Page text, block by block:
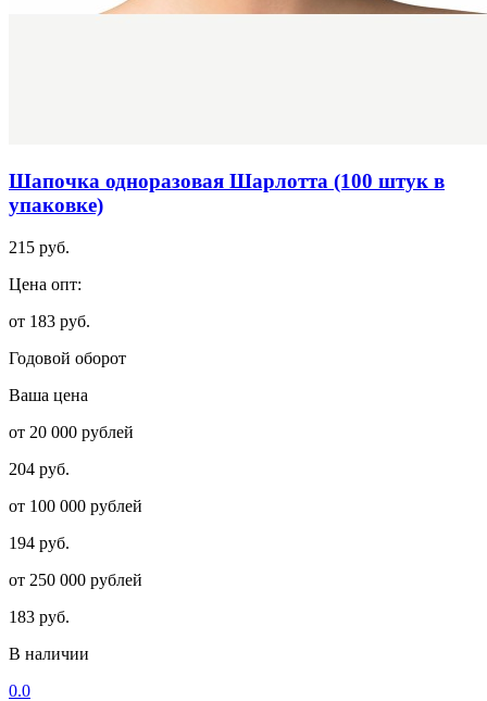
Шапочка одноразовая Шарлотта (100 штук в
упаковке)
215 руб.
Цена опт:
от 183 руб.
Годовой оборот
Ваша цена
от 20 000 рублей
204 руб.
от 100 000 рублей
194 руб.
от 250 000 рублей
183 руб.
В наличии
0.0